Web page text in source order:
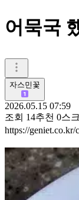
어묵국
자스민꽃
2026.05.15 07:59
조회 14추천 0스
https://